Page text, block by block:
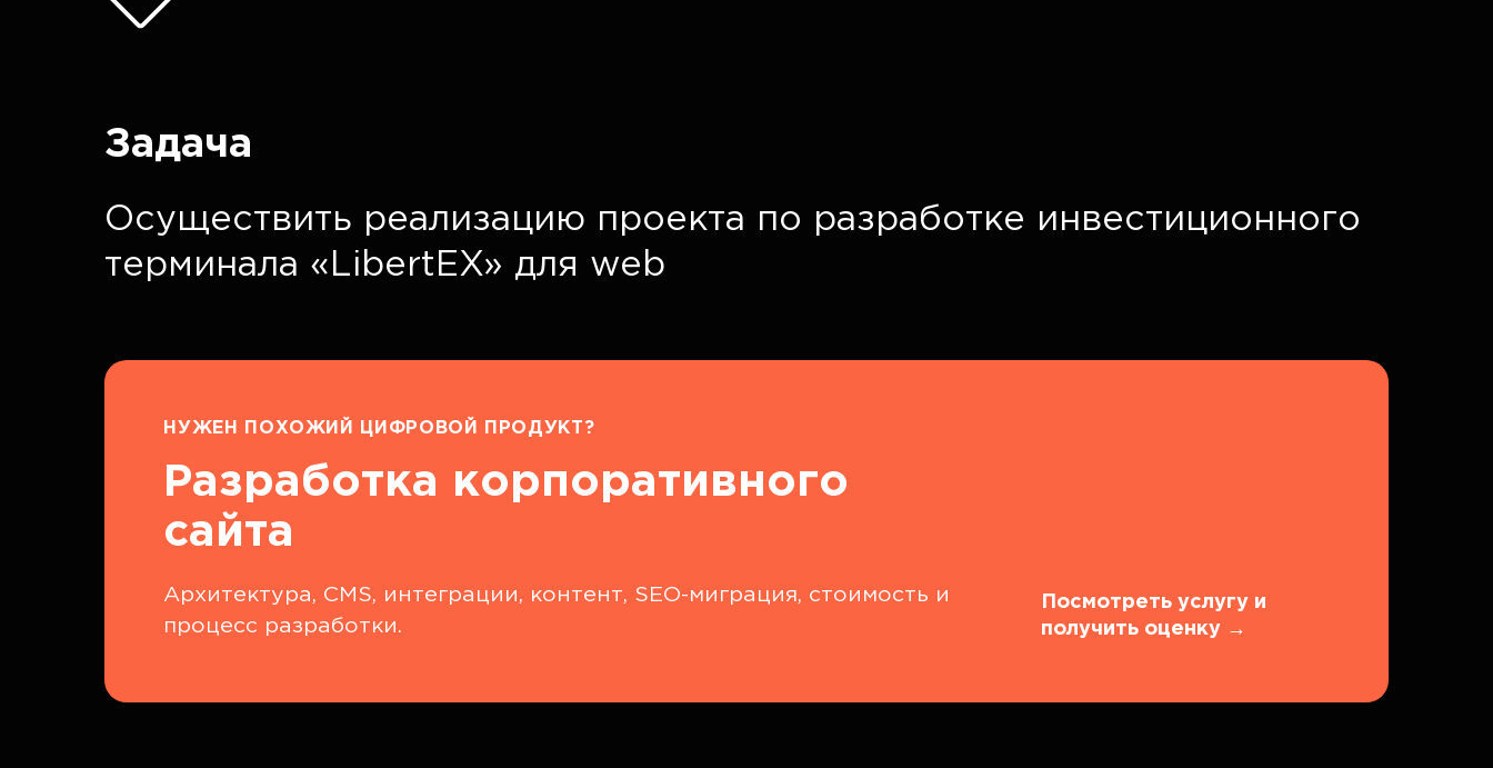
Задача
Осуществить реализацию проекта по разработке инвестиционного
терминала «LibertEX» для web
НУЖЕН ПОХОЖИЙ ЦИФРОВОЙ ПРОДУКТ?
Разработка корпоративного
сайта
Архитектура, CMS, интеграции, контент, SEO-миграция, стоимость и
процесс разработки.
Посмотреть услугу и
получить оценку →